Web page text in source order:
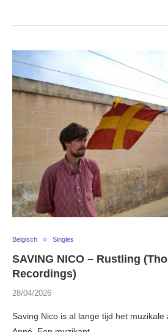
Belgisch Singles
SAVING NICO – Rustling
Recordings)
28/04/2026
Saving Nico is al lange tijd het